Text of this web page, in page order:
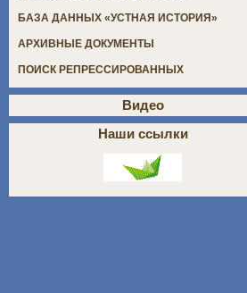
БАЗА ДАННЫХ «УСТНАЯ ИСТОРИЯ»
АРХИВНЫЕ ДОКУМЕНТЫ
ПОИСК РЕПРЕССИРОВАННЫХ
Видео
Наши ссылки